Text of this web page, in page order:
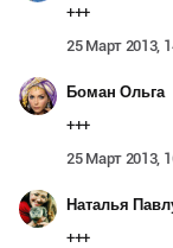
+++
25 Март 2013,
Боман Ольга
+++
25 Март 2013,
Наталья
+++